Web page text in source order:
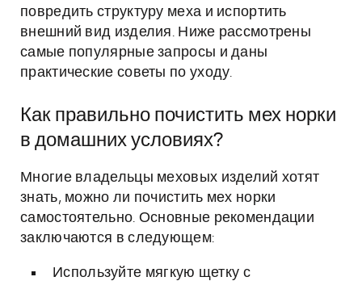
повредить структуру меха и испортить
внешний вид изделия. Ниже рассмотрены
самые популярные запросы и даны
практические советы по уходу.
Как правильно почистить мех норки
в домашних условиях?
Многие владельцы меховых изделий хотят
знать, можно ли почистить мех норки
самостоятельно. Основные рекомендации
заключаются в следующем:
Используйте мягкую щетку с